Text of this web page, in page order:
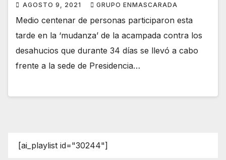
AGOSTO 9, 2021 GRUPO ENMASCARADA
Medio centenar de personas participaron esta
tarde en la ‘mudanza’ de la acampada contra los
desahucios que durante 34 días se llevó a cabo
frente a la sede de Presidencia…
[ai_playlist id="30244"]